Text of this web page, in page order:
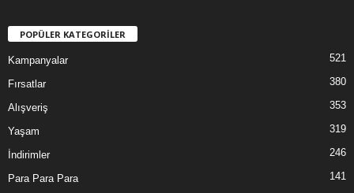
POPÜLER KATEGORİLER
Kampanyalar 521
Fırsatlar 380
Alışveriş 353
Yaşam 319
İndirimler 246
Para Para Para 141